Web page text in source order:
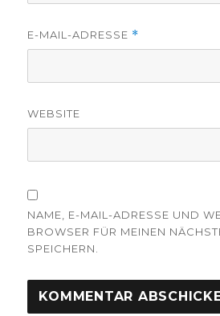
E-MAIL-ADRESSE *
WEBSITE
NAME, E-MAIL-ADRESSE UND
BROWSER FÜR MEINEN
SPEICHERN.